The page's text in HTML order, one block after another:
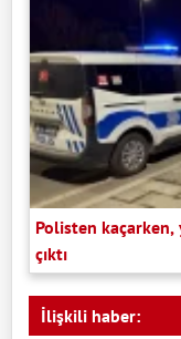
Polisten kaçarken,
çıktı
İlişkili haber: